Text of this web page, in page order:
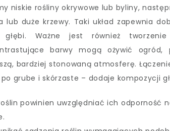
niskie rośliny okrywowe lub byliny,
lub duże krzewy. Taki układ zapewnia
głębi. Ważne jest również
barwy mogą ożywić ogród,
bardziej stonowaną atmosferę.
grube i skórzaste – dodaje kompozycji
powinien uwzględniać ich odporność